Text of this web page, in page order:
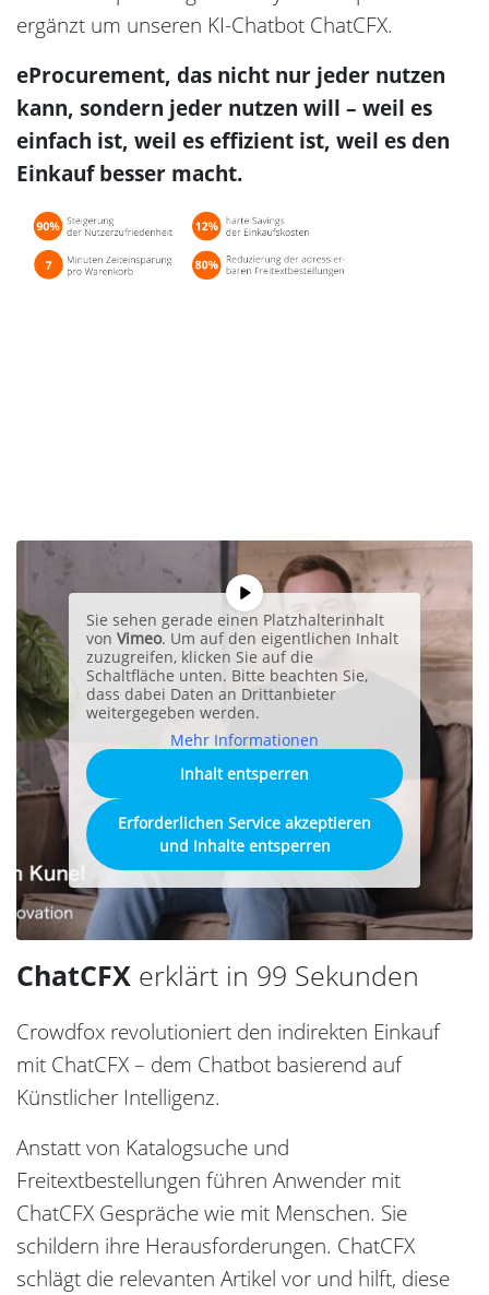
ergänzt um unseren KI-Chatbot ChatCFX.
eProcurement, das nicht nur jeder nutzen
kann, sondern jeder nutzen will – weil es
einfach ist, weil es effizient ist, weil es den
Einkauf besser macht.
Sie sehen gerade einen Platzhalterinhalt
von Vimeo. Um auf den eigentlichen Inhalt
zuzugreifen, klicken Sie auf die
Schaltfläche unten. Bitte beachten Sie,
dass dabei Daten an Drittanbieter
weitergegeben werden.
Mehr Informationen
Inhalt entsperren
Erforderlichen Service akzeptieren
und Inhalte entsperren
ChatCFX erklärt in 99 Sekunden
Crowdfox revolutioniert den indirekten Einkauf
mit ChatCFX – dem Chatbot basierend auf
Künstlicher Intelligenz.
Anstatt von Katalogsuche und
Freitextbestellungen führen Anwender mit
ChatCFX Gespräche wie mit Menschen. Sie
schildern ihre Herausforderungen. ChatCFX
schlägt die relevanten Artikel vor und hilft, diese